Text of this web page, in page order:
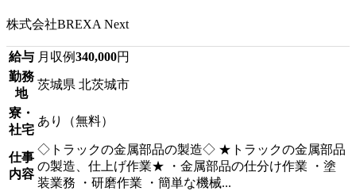
株式会社BREXA Next
給与 月収例340,000円
勤務
地
茨城県 北茨城市
寮・
社宅
あり（無料）
仕事
内容
◇トラックの金属部品の製造◇ ★トラックの金属部品
の製造、仕上げ作業★ ・金属部品の仕分け作業 ・塗
装業務 ・研磨作業 ・簡単な機械...